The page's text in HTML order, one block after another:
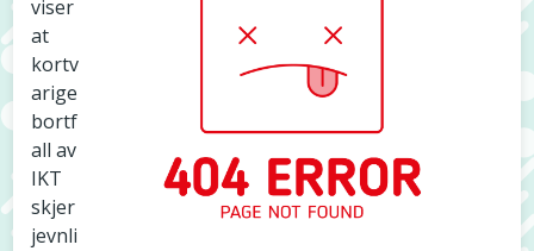
viser
at
kortv
arige
bortf
all av
IKT
skjer
jevnli